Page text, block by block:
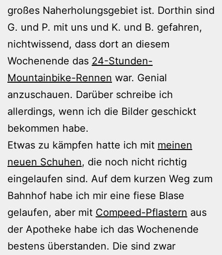
großes Naherholungsgebiet ist. Dorthin sind
G. und P. mit uns und K. und B. gefahren,
nichtwissend, dass dort an diesem
Wochenende das 24-Stunden-
Mountainbike-Rennen war. Genial
anzuschauen. Darüber schreibe ich
allerdings, wenn ich die Bilder geschickt
bekommen habe.
Etwas zu kämpfen hatte ich mit meinen
neuen Schuhen, die noch nicht richtig
eingelaufen sind. Auf dem kurzen Weg zum
Bahnhof habe ich mir eine fiese Blase
gelaufen, aber mit Compeed-Pflastern aus
der Apotheke habe ich das Wochenende
bestens überstanden. Die sind zwar